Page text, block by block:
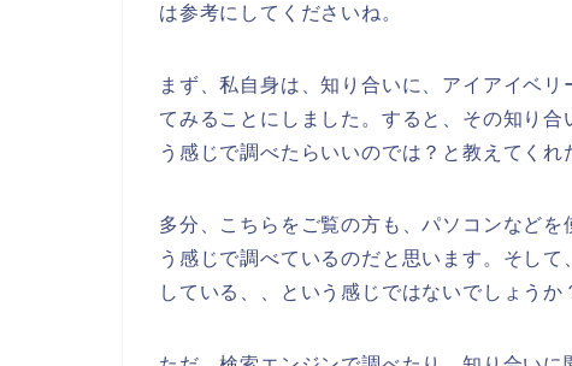
は参考にしてくださいね。
まず、私自身は、知り合いに、アイアイベ
てみることにしました。すると、その知り
う感じで調べたらいいのでは？と教えてくれ
多分、こちらをご覧の方も、パソコンなど
う感じで調べているのだと思います。そし
している、、という感じではないでしょうか